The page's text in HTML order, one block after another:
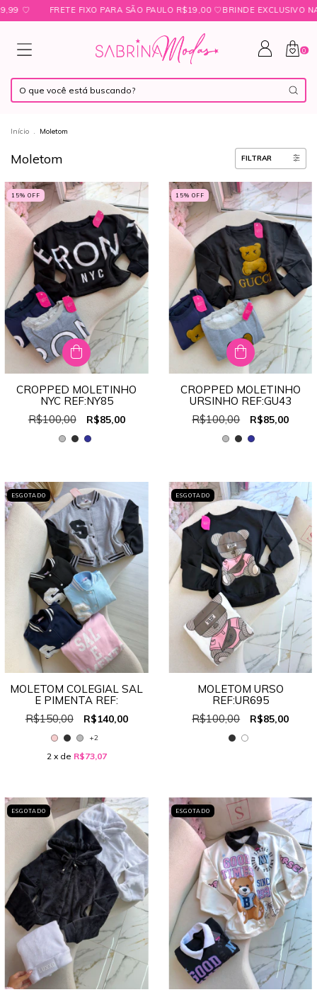
FRETE FIXO PARA SÃO PAULO R$19,00 ㅤ♡ㅤBRINDE EXCLUSIVO NAS
0
Início . Moletom
Moletom FILTRAR
15% OFF
CROPPED MOLETINHO
NYC REF:NY85
R$100,00
R$85,00
15% OFF
CROPPED MOLETINHO
URSINHO REF:GU43
R$100,00
R$85,00
ESGOTADO
MOLETOM COLEGIAL SAL
E PIMENTA REF:
R$150,00
R$140,00
+2
2 x de R$73,07
ESGOTADO
MOLETOM URSO
REF:UR695
R$100,00
R$85,00
ESGOTADO ESGOTADO